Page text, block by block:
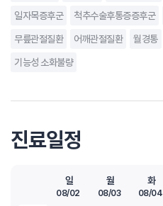
일자목증후군 척추수술후통증증후군
무릎관절질환 어깨관절질환 월경통
기능성 소화불량
진료일정
일
08/02
월
08/03
화
08/04